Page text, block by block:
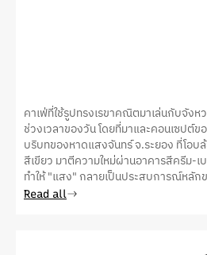
คาเฟ่ที่ใช้รูปทรงเรขาคณิตมาเล่นกับจังห
ช่วงเวลาของวัน โดยที่มาและคอนเซปต์
บริบทของหาดแสงจันทร์ จ.ระยอง ที่โอ
สีเขียว มาตีความใหม่ผ่านอาคารสีครีม-
ทำให้ "แสง" กลายเป็นประสบการณ์หลั
Read all